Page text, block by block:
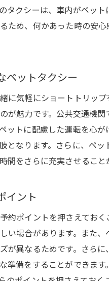
タクシーは、車内がペッ
ため、何かあった時の安
ペットタクシー
に気軽にショートトリッ
が魅力です。公共交通機
ットに配慮した運転を心
となります。さらに、ペ
間をさらに充実させること
イント
約ポイントを押さえてお
い場合があります。また
が異なるためです。さら
準備をすることができま